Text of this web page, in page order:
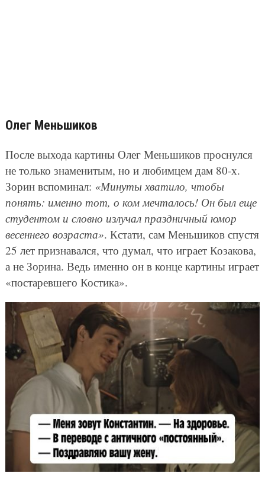
Олег Меньшиков
После выхода картины Олег Меньшиков проснулся
не только знаменитым, но и любимцем дам 80-х.
Зорин вспоминал: «Минуты хватило, чтобы
понять: именно тот, о ком мечталось! Он был еще
студентом и словно излучал праздничный юмор
весеннего возраста». Кстати, сам Меньшиков спустя
25 лет признавался, что думал, что играет Козакова,
а не Зорина. Ведь именно он в конце картины играет
«постаревшего Костика».